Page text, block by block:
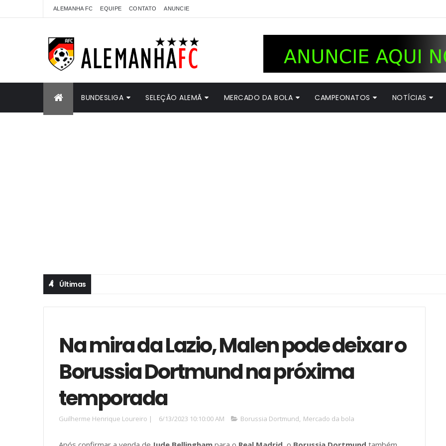
ALEMANHA FC EQUIPE CONTATO ANUNCIE
BUNDESLIGA SELEÇÃO ALEMÃ MERCADO DA BOLA CAMPEONATOS NOTÍCIAS
Últimas
Na mira da Lazio, Malen pode deixar o
Borussia Dortmund na próxima
temporada
Guilherme Henrique Loureiro | 6/13/2023 10:10:00 AM Borussia Dortmund, Mercado da bola